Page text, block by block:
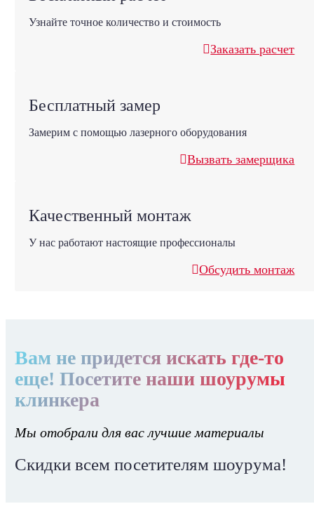
Узнайте точное количество и стоимость
Заказать расчет
Бесплатный замер
Замерим с помощью лазерного оборудования
Вызвать замерщика
Качественный монтаж
У нас работают настоящие профессионалы
Обсудить монтаж
Вам не придется искать где-то
еще! Посетите наши шоурумы
клинкера
Мы отобрали для вас лучшие материалы
Скидки всем посетителям шоурума!